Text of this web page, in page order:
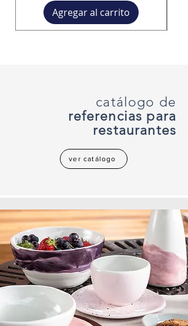
Agregar al carrito
catálogo de
referencias para
restaurantes
ver catálogo